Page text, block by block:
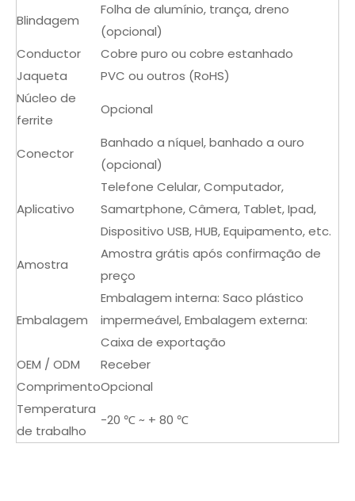
Blindagem
Folha de alumínio, trança, dreno
(opcional)
Conductor
Cobre puro ou cobre estanhado
Jaqueta
PVC ou outros (RoHS)
Núcleo de
ferrite
Opcional
Conector
Banhado a níquel, banhado a ouro
(opcional)
Aplicativo
Telefone Celular, Computador,
Samartphone, Câmera, Tablet, Ipad,
Dispositivo USB, HUB, Equipamento, etc.
Amostra
Amostra grátis após confirmação de
preço
Embalagem
Embalagem interna: Saco plástico
impermeável, Embalagem externa:
Caixa de exportação
OEM / ODM
Receber
ComprimentoOpcional
Temperatura
de trabalho
-20 ℃ ~ + 80 ℃